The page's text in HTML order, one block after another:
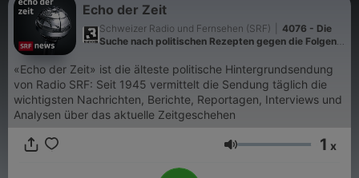
Echo der Zeit
Schweizer Radio und Fernsehen (SRF)
4076 - Die
Suche nach politischen Rezepten gegen die Folgen
«Echo der Zeit» ist die älteste politische Hintergrundsendung
von Radio SRF: Seit 1945 vermittelt die Sendung täglich die
wichtigsten Nachrichten, Berichte, Reportagen, Interviews und
Analysen über das aktuelle Zeitgeschehen
Volume 1 x